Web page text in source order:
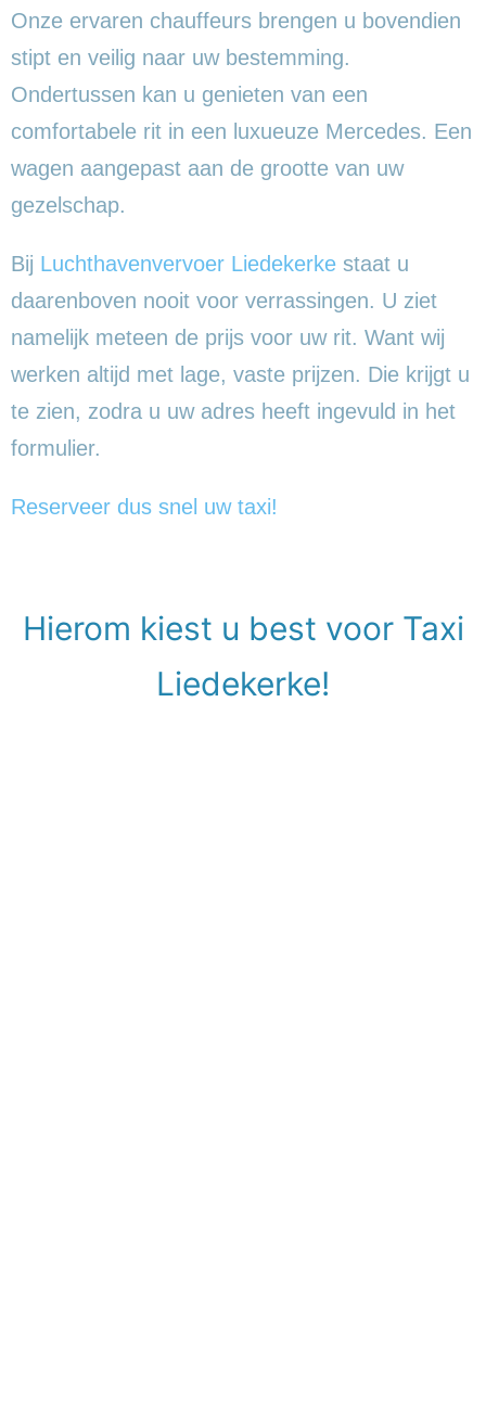
Onze ervaren chauffeurs brengen u bovendien
stipt en veilig naar uw bestemming.
Ondertussen kan u genieten van een
comfortabele rit in een luxueuze Mercedes. Een
wagen aangepast aan de grootte van uw
gezelschap.
Bij Luchthavenvervoer Liedekerke staat u
daarenboven nooit voor verrassingen. U ziet
namelijk meteen de prijs voor uw rit. Want wij
werken altijd met lage, vaste prijzen. Die krijgt u
te zien, zodra u uw adres heeft ingevuld in het
formulier.
Reserveer dus snel uw taxi!
Hierom kiest u best voor Taxi
Liedekerke!